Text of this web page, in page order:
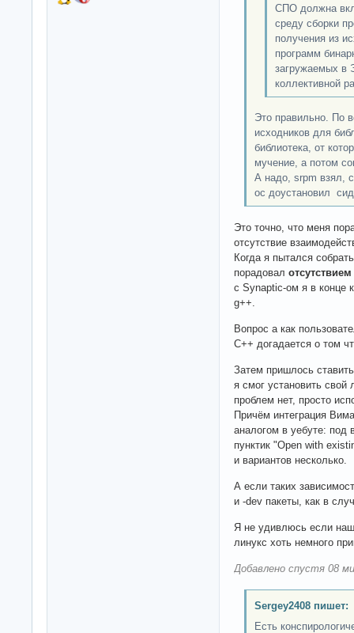
СПО должна
среду сборки
получения из
программ
загружаемых в
коллективной
Это правильно. По
исходников для
библиотека, от
мучение, а потом
А надо, srpm взял, с
ос доустановил
Это точно, что меня
отсутствие
Когда я пытался
порадовал
с Synaptic-ом я в конце
g++.
Вопрос а как
C++ догадается о том
Затем пришлось
я смог установить
проблем нет, просто
Причём интеграция
аналогом в уебуте: под
пунктик "Open with
и вариантов несколько.
А если таких
и -dev пакеты, как в
Я не удивлюсь если
линукс хоть немного
Добавлено спустя 08
Sergey2408 пишет:
Есть